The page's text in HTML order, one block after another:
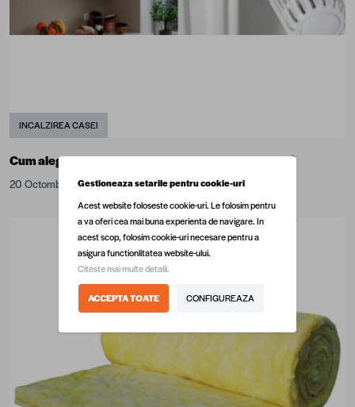
INCALZIREA CASEI
Cum alegem centrala termică pentru sezonul rece?
20 Octombrie 2020Gestioneaza setarile pentru cookie-uri
Acest website foloseste cookie-uri. Le folosim pentru
a va oferi cea mai buna experienta de navigare. In
acest scop, folosim cookie-uri necesare pentru a
asigura functionlitatea website-ului.
Citeste mai multe detalii.
ACCEPTA TOATE CONFIGUREAZA